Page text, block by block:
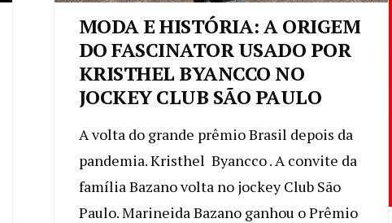
MODA E HISTÓRIA: A ORIGEM
DO FASCINATOR USADO POR
KRISTHEL BYANCCO NO
JOCKEY CLUB SÃO PAULO
A volta do grande prêmio Brasil depois da
pandemia. Kristhel Byancco . A convite da
família Bazano volta no jockey Club São
Paulo. Marineida Bazano ganhou o Prêmio